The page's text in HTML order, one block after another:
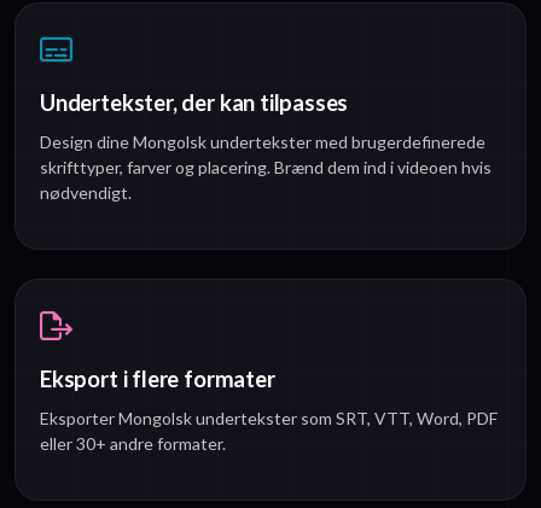
Undertekster, der kan tilpasses
Design dine Mongolsk undertekster med brugerdefinerede
skrifttyper, farver og placering. Brænd dem ind i videoen hvis
nødvendigt.
Eksport i flere formater
Eksporter Mongolsk undertekster som SRT, VTT, Word, PDF
eller 30+ andre formater.